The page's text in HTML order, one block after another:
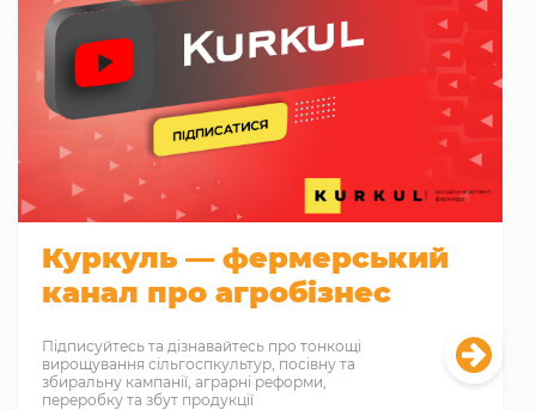
Куркуль — фермерський
канал про агробізнес
Підписуйтесь та дізнавайтесь про тонкощі
вирощування сільгоспкультур, посівну та
збиральну кампанії, аграрні реформи,
переробку та збут продукції